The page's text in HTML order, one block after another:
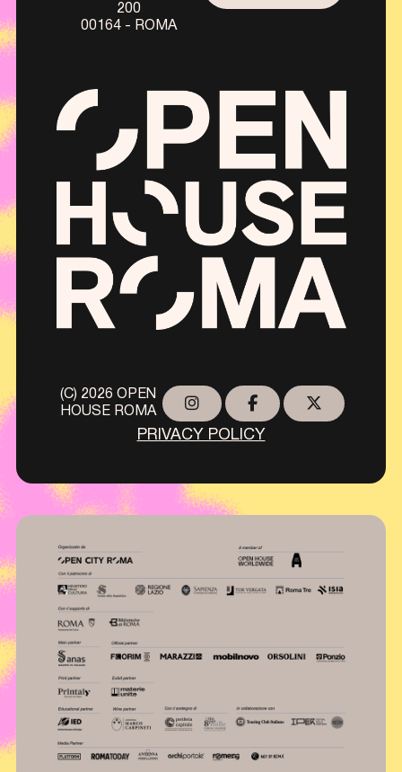
200
00164 - ROMA
(C) 2026 OPEN
HOUSE ROMA
PRIVACY POLICY